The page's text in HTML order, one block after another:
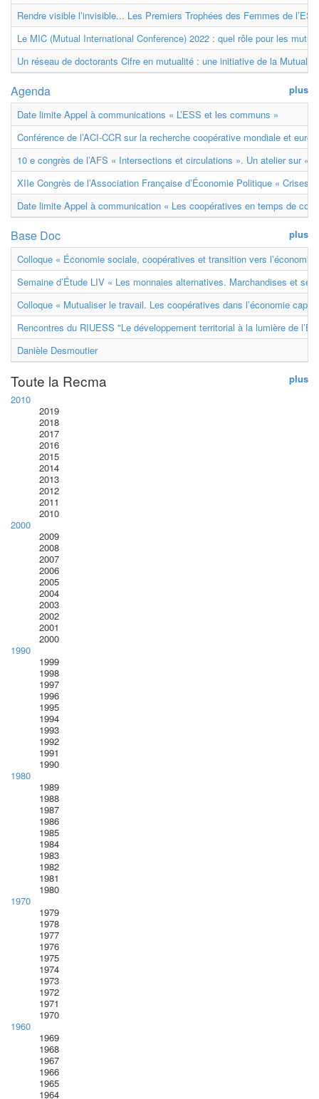
Rendre visible l’invisible... Les Premiers Trophées des Femmes de
Le MIC (Mutual International Conference) 2022 : quel rôle pour les
Un réseau de doctorants Cifre en mutualité : une initiative de la
plus
Agenda
Date limite Appel à communications « L’ESS et les communs »
Conférence de l’ACI-CCR sur la recherche coopérative mondiale et
10 e congrès de l’AFS « Intersections et circulations ». Un atelier sur «
XIIe Congrès de l’Association Française d’Économie Politique « Crises
Date limite Appel à communication « Les coopératives en temps de
plus
Base Doc
Colloque « Économie sociale, coopératives et transition vers
Semaine d’Étude LIV « Les monnaies alternatives. Marchandises et
Colloque « Mutualiser le travail. Les coopératives dans l’économie
Rencontres du RIUESS "Le développement territorial à la lumière de
Danièle Desmoutier
plus
Toute la Recma
2010
2019
2018
2017
2016
2015
2014
2013
2012
2011
2010
2000
2009
2008
2007
2006
2005
2004
2003
2002
2001
2000
1990
1999
1998
1997
1996
1995
1994
1993
1992
1991
1990
1980
1989
1988
1987
1986
1985
1984
1983
1982
1981
1980
1970
1979
1978
1977
1976
1975
1974
1973
1972
1971
1970
1960
1969
1968
1967
1966
1965
1964